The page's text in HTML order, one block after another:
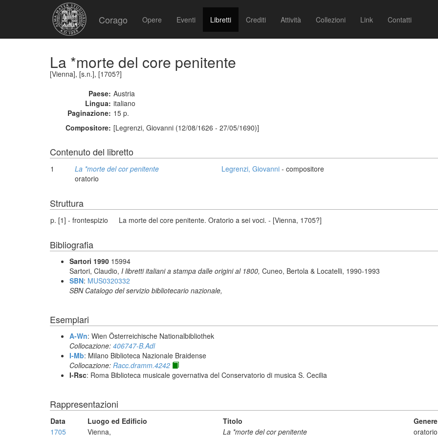
Corago Opere Eventi Libretti Crediti Attività Collezioni Link Contatti
La *morte del core penitente
[Vienna], [s.n.], [1705?]
Paese: Austria
Lingua: italiano
Paginazione: 15 p.
Compositore: [Legrenzi, Giovanni (12/08/1626 - 27/05/1690)]
Contenuto del libretto
1
La *morte del cor penitente
oratorio
Legrenzi, Giovanni - compositore
Struttura
p. [1] - frontespizio La morte del core penitente. Oratorio a sei voci. - [Vienna, 1705?]
Bibliografia
Sartori 1990 15994
Sartori, Claudio, I libretti italiani a stampa dalle origini al 1800, Cuneo, Bertola & Locatelli, 1990-1993
SBN: MUS0320332
SBN Catalogo del servizio bibliotecario nazionale,
Esemplari
A-Wn: Wien Österreichische Nationalbibliothek
Collocazione: 406747-B.Adl
I-Mb: Milano Biblioteca Nazionale Braidense
Collocazione: Racc.dramm.4242
I-Rsc: Roma Biblioteca musicale governativa del Conservatorio di musica S. Cecilia
Rappresentazioni
Data Luogo ed Edificio Titolo Genere
1705
Vienna, La *morte del cor penitente oratorio